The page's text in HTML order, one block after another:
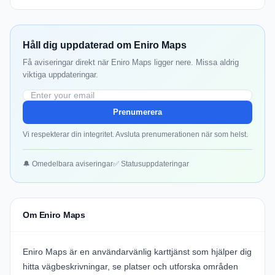
Håll dig uppdaterad om Eniro Maps
Få aviseringar direkt när Eniro Maps ligger nere. Missa aldrig
viktiga uppdateringar.
Prenumerera
Vi respekterar din integritet. Avsluta prenumerationen när som helst.
🔔 Omedelbara aviseringar✅ Statusuppdateringar
Om Eniro Maps
Eniro Maps är en användarvänlig karttjänst som hjälper dig
hitta vägbeskrivningar, se platser och utforska områden